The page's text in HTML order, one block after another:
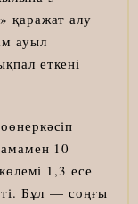
қаражат алу
ауыл
еткені
10
1,3 есе
Бұл — соңғы